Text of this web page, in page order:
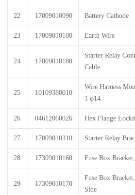
22 17009010090 Battery Cathode
23 17009010100 Earth Wire
24 17009010180
Starter Relay
Cable
25 10109380010
Wire Harness
1 φ14
26 04612060026 Hex Flange
27 17009010310 Starter Relay
28 17309010160 Fuse Box
29 17309010170
Fuse Box
Side